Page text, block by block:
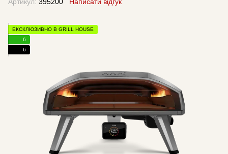
ЕКСКЛЮЗИВНО В GRILL HOUSE
6
6